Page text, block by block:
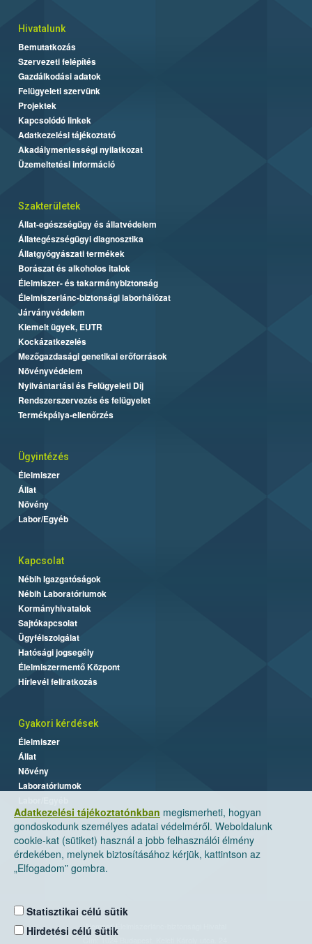
Adatkezelési tájékoztatónkban megismerheti, hogyan
gondoskodunk személyes adatai védelméről. Weboldalunk
cookie-kat (sütiket) használ a jobb felhasználói élmény
érdekében, melynek biztosításához kérjük, kattintson az
„Elfogadom” gombra.
Statisztikai célú sütik
Hirdetési célú sütik
Hivatalunk
Bemutatkozás
Szervezeti felépítés
Gazdálkodási adatok
Felügyeleti szervünk
Projektek
Kapcsolódó linkek
Adatkezelési tájékoztató
Akadálymentességi nyilatkozat
Üzemeltetési információ
Szakterületek
Állat-egészségügy és állatvédelem
Állategészségügyi diagnosztika
Állatgyógyászati termékek
Borászat és alkoholos italok
Élelmiszer- és takarmánybiztonság
Élelmiszerlánc-biztonsági laborhálózat
Járványvédelem
Kiemelt ügyek, EUTR
Kockázatkezelés
Mezőgazdasági genetikai erőforrások
Növényvédelem
Nyilvántartási és Felügyeleti Díj
Rendszerszervezés és felügyelet
Termékpálya-ellenőrzés
Ügyintézés
Élelmiszer
Állat
Növény
Labor/Egyéb
Kapcsolat
Nébih Igazgatóságok
Nébih Laboratóriumok
Kormányhivatalok
Sajtókapcsolat
Ügyfélszolgálat
Hatósági jogsegély
Élelmiszermentő Központ
Hírlevél feliratkozás
Gyakori kérdések
Élelmiszer
Állat
Növény
Laboratóriumok
Nemzeti Élelmiszerlánc-biztonsági Hivatal